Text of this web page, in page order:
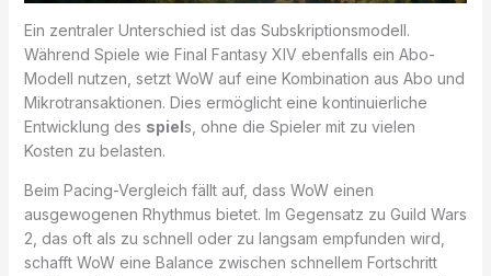
Ein zentraler Unterschied ist das Subskriptionsmodell.
Während Spiele wie Final Fantasy XIV ebenfalls ein Abo-
Modell nutzen, setzt WoW auf eine Kombination aus Abo und
Mikrotransaktionen. Dies ermöglicht eine kontinuierliche
Entwicklung des spiels, ohne die Spieler mit zu vielen
Kosten zu belasten.
Beim Pacing-Vergleich fällt auf, dass WoW einen
ausgewogenen Rhythmus bietet. Im Gegensatz zu Guild Wars
2, das oft als zu schnell oder zu langsam empfunden wird,
schafft WoW eine Balance zwischen schnellem Fortschritt